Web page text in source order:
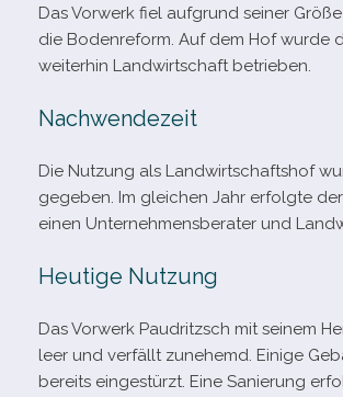
Das Vorwerk fiel auf­grund sei­ner
die Bodenreform. Auf dem Hof wurde
wei­ter­hin Landwirtschaft betrieben.
Nachwendezeit
Die Nutzung als Landwirtschaftshof
ge­ge­ben. Im glei­chen Jahr erfolgte
einen Unternehmensberater und
Heutige Nutzung
Das Vorwerk Paudritzsch mit sei­nem
leer und ver­fällt zune­hemd. Einige
bereits ein­ge­stürzt. Eine Sanierung